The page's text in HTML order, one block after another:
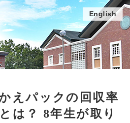
English
えパックの回収率
は？ 8年生が取り